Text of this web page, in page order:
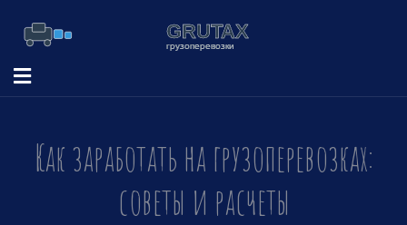
Как заработать на грузоперевозках:
советы и расчеты